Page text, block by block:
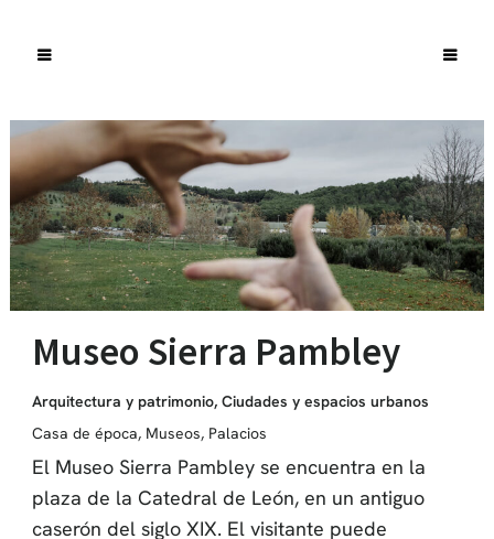
Museo Sierra Pambley
Arquitectura y patrimonio, Ciudades y espacios urbanos
Casa de época, Museos, Palacios
El Museo Sierra Pambley se encuentra en la
plaza de la Catedral de León, en un antiguo
caserón del siglo XIX. El visitante puede